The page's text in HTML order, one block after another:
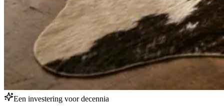
Een investering voor decennia